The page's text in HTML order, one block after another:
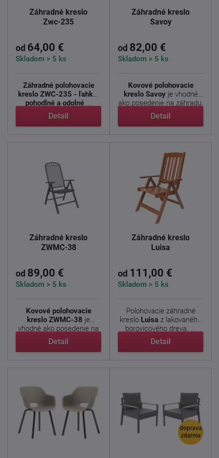
Záhradné kreslo
Zwc-235
od 64,00 €
Skladom > 5 ks
Záhradné polohovacie
kreslo ZWC-235 - ľahké,
pohodlné a odolné ...
Detail
Záhradné kreslo
Savoy
od 82,00 €
Skladom > 5 ks
Kovové polohovacie
kreslo Savoyje vhodné
ako posedenie na záhradu,
...
Detail
Záhradné kreslo
ZWMC-38
od 89,00 €
Skladom > 5 ks
Kovové polohovacie
kreslo ZWMC-38 je
vhodné ako posedenie na
záhradu, ...
Detail
Záhradné kreslo
Luisa
od 111,00 €
Skladom > 5 ks
Polohovacie záhradné
kreslo Luisa z lakovaného
borovicového dreva. ...
Detail
doprava
zdarma